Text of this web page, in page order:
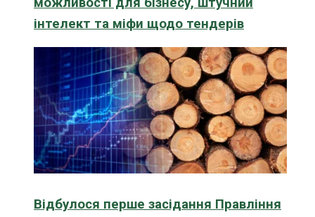
інтелект та міфи щодо тендерів
Відбулося перше засідання Правління